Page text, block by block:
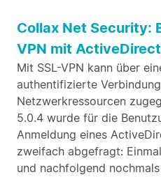
Collax Net Security:
VPN mit
Mit SSL-VPN kann über
authentifizierte
Netzwerkressourcen
5.0.4 wurde für die
Anmeldung eines
zweifach abgefragt:
und nachfolgend